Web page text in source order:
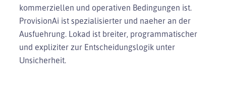
kommerziellen und operativen Bedingungen ist.
ProvisionAi ist spezialisierter und naeher an der
Ausfuehrung. Lokad ist breiter, programmatischer
und expliziter zur Entscheidungslogik unter
Unsicherheit.